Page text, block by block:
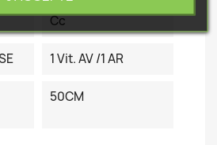
Loncin LC148F2 – 80
Cc
1 Vit. AV /1 AR
50CM